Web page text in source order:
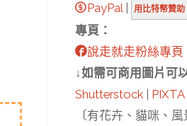
PayPal| 用比特幣贊助
專頁：
說走就走粉絲專頁
↓如需可商用圖片可
Shutterstock
PIXTA|
〔有花卉、貓咪、風